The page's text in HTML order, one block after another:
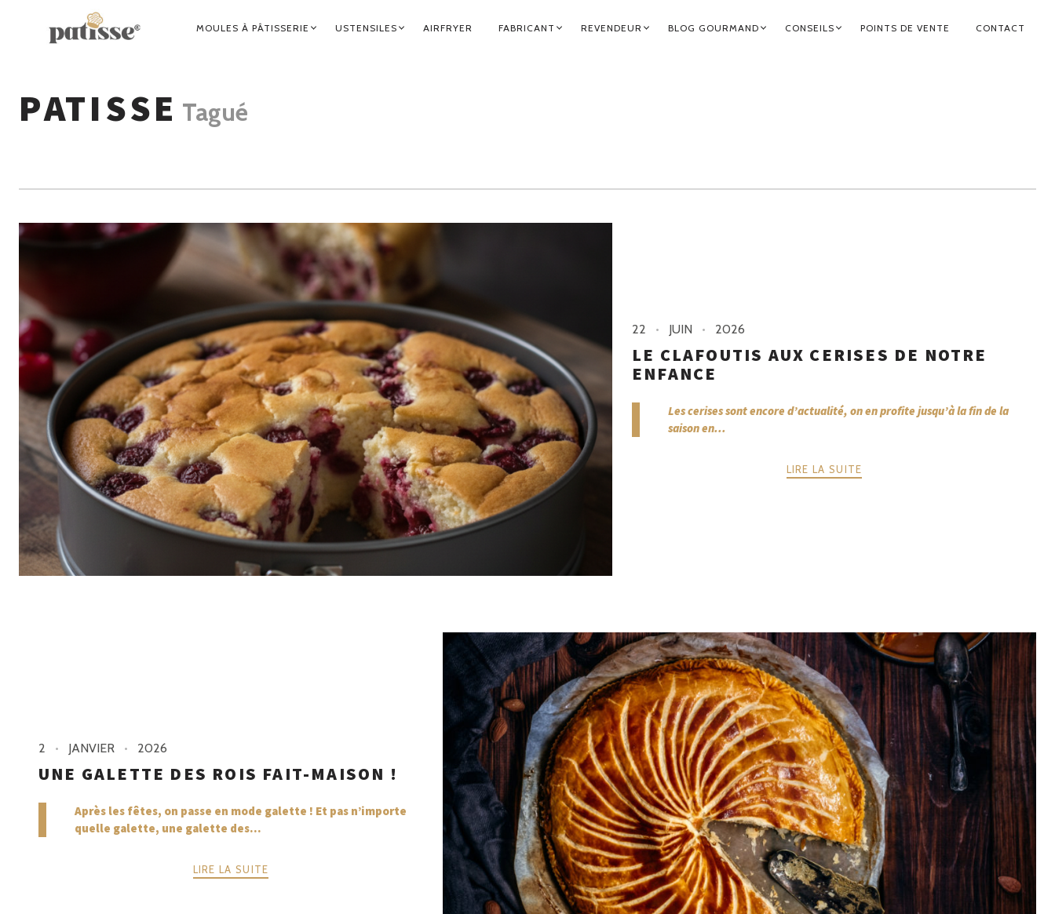
NAVIGATION
MOULES À PÂTISSERIE USTENSILES AIRFRYER FABRICANT REVENDEUR BLOG GOURMAND CONSEILS POINTS DE VENTE CONTACT
PATISSE Tagué
22 JUIN 2026
LE CLAFOUTIS AUX CERISES DE NOTRE
ENFANCE
Les cerises sont encore d’actualité, on en profite jusqu’à la fin de la
saison en...
LIRE LA SUITE
2 JANVIER 2026
UNE GALETTE DES ROIS FAIT-MAISON !
Après les fêtes, on passe en mode galette ! Et pas n’importe
quelle galette, une galette des...
LIRE LA SUITE